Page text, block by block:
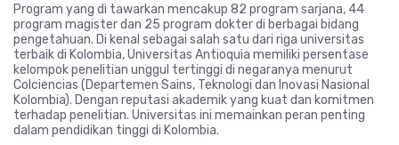
Program yang di tawarkan mencakup 82 program sarjana, 44
program magister dan 25 program dokter di berbagai bidang
pengetahuan. Di kenal sebagai salah satu dari riga universitas
terbaik di Kolombia, Universitas Antioquia memiliki persentase
kelompok penelitian unggul tertinggi di negaranya menurut
Colciencias (Departemen Sains, Teknologi dan Inovasi Nasional
Kolombia). Dengan reputasi akademik yang kuat dan komitmen
terhadap penelitian. Universitas ini memainkan peran penting
dalam pendidikan tinggi di Kolombia.